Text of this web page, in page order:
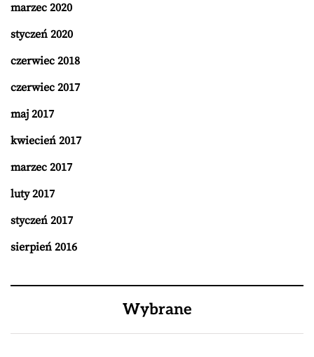
marzec 2020
styczeń 2020
czerwiec 2018
czerwiec 2017
maj 2017
kwiecień 2017
marzec 2017
luty 2017
styczeń 2017
sierpień 2016
Wybrane